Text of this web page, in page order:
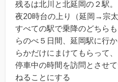
残るは北川と北延岡の２駅
夜20時台の上り（延岡→宗太
すべての駅で乗降のどちら
らのべ５日間、延岡駅に行
らかだけにまけてもらって
停車中の時間を訪問とさせ
ねることにする